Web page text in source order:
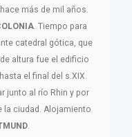
más de mil años.
. Tiempo para
catedral gótica, que
altura fue el edificio
el final del s.XIX.
junto al río Rhin y por
la ciudad. Alojamiento
.